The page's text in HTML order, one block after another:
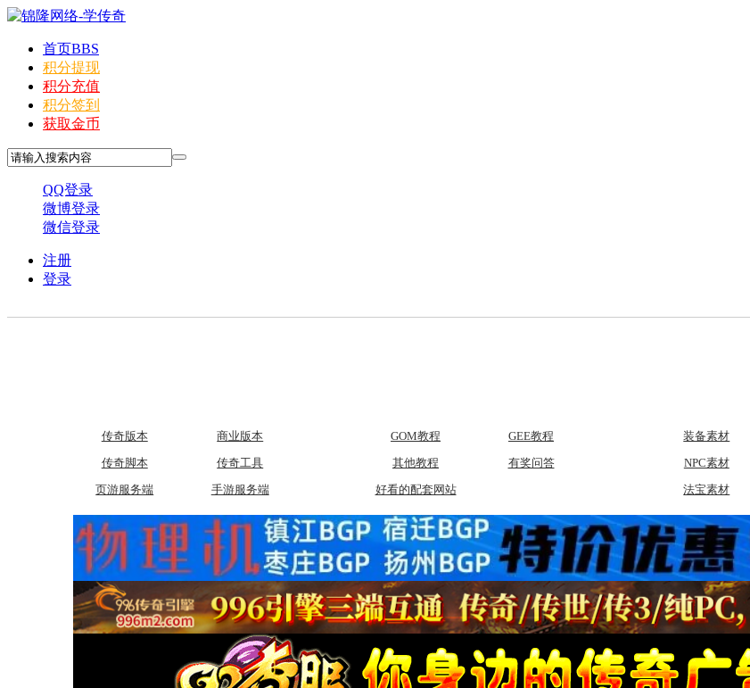
首页BBS
积分提现
积分充值
积分签到
获取金币
QQ登录
微博登录
微信登录
注册
登录
传奇版本
商业版本
传奇脚本
传奇工具
页游服务端
手游服务端
GOM教程
GEE教程
其他教程
有奖问答
好看的配套网站
装备素材
NPC素材
法宝素材